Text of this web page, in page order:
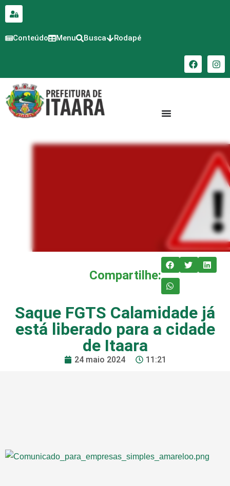
conteúdo
Conteúdo Menu Busca Rodapé
Compartilhe:
Saque FGTS Calamidade já
está liberado para a cidade
de Itaara
24 maio 2024 11:21